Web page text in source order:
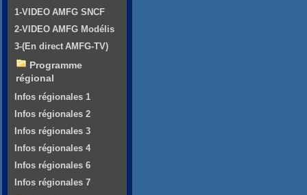
1-VIDEO AMFG SNCF
2-VIDEO AMFG Modélis
3-(En direct AMFG-TV)
Programme
régional
Infos régionales 1
Infos régionales 2
Infos régionales 3
Infos régionales 4
Infos régionales 6
Infos régionales 7